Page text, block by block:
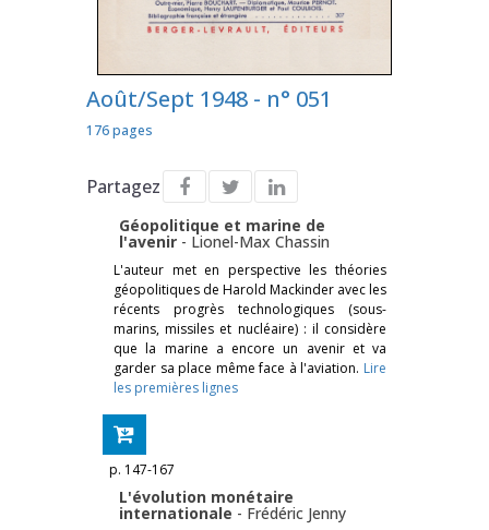
Août/Sept 1948 - n° 051
176 pages
Partagez
Géopolitique et marine de
l'avenir - Lionel-Max Chassin
L'auteur met en perspective les théories
géopolitiques de Harold Mackinder avec les
récents progrès technologiques (sous-
marins, missiles et nucléaire) : il considère
que la marine a encore un avenir et va
garder sa place même face à l'aviation. Lire
les premières lignes
p. 147-167
L'évolution monétaire
internationale - Frédéric Jenny